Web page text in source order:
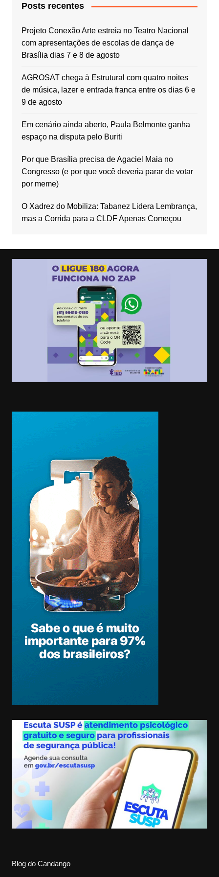
Posts recentes
Projeto Conexão Arte estreia no Teatro Nacional
com apresentações de escolas de dança de
Brasília dias 7 e 8 de agosto
AGROSAT chega à Estrutural com quatro noites
de música, lazer e entrada franca entre os dias 6 e
9 de agosto
Em cenário ainda aberto, Paula Belmonte ganha
espaço na disputa pelo Buriti
Por que Brasília precisa de Agaciel Maia no
Congresso (e por que você deveria parar de votar
por meme)
O Xadrez do Mobiliza: Tabanez Lidera Lembrança,
mas a Corrida para a CLDF Apenas Começou
Blog do Candango